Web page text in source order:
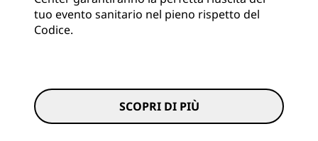
tuo evento sanitario nel pieno rispetto del
Codice.
SCOPRI DI PIÙ